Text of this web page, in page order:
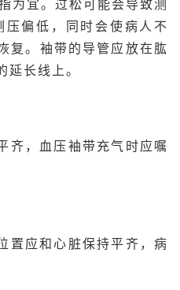
为宜。过松可能会导致测
偏低，同时会使病人不
复。袖带的导管应放在肱
延长线上。
齐，血压袖带充气时应嘱
置应和心脏保持平齐，病